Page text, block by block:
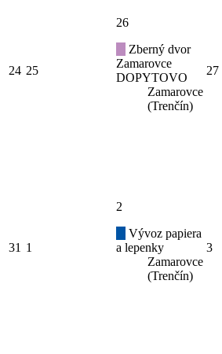
24 25
26
Zberný dvor
Zamarovce
DOPYTOVO
Zamarovce
(Trenčín)
27
31 1
2
Vývoz papiera
a lepenky
Zamarovce
(Trenčín)
3